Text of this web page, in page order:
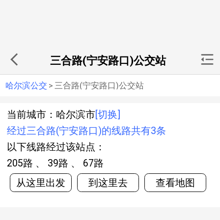
三合路(宁安路口)公交站
哈尔滨公交 > 三合路(宁安路口)公交站
当前城市：哈尔滨市 [切换]
经过三合路(宁安路口)的线路共有3条
以下线路经过该站点：
205路 、 39路 、 67路
从这里出发
到这里去 查看地图